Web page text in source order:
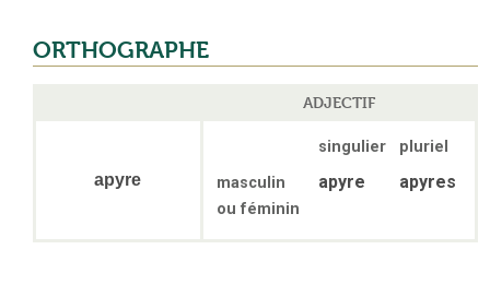
ORTHOGRAPHE
ADJECTIF
apyre
singulier
pluriel
masculin
ou féminin
apyre apyres